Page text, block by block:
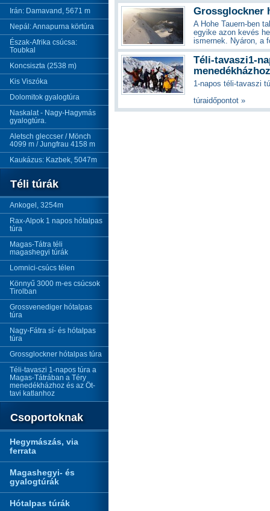
Irán: Damavand, 5671 m
Nepál: Annapurna körtúra
Észak-Afrika csúcsa:
Toubkal
Koncsiszta (2538 m)
Kis Viszóka
Dolomitok gyalogtúra
Naskalat - Nagy-Hagymás
gyalogtúra.
Aletsch gleccser / Mönch
4099 m / Jungfrau 4158 m
Kaukázus: Kazbek, 5047m
Téli túrák
Ankogel, 3254m
Rax-Alpok 1 napos hótalpas
túra
Magas-Tátra téli
magashegyi túrák
Lomnici-csúcs télen
Könnyű 3000 m-es csúcsok
Tirolban
Grossvenediger hótalpas
túra
Nagy-Fátra sí- és hótalpas
túra
Grossglockner hótalpas túra
Téli-tavaszi 1-napos túra a
Magas-Tátrában a Téry
menedékházhoz és az Öt-
tavi katlanhoz
Csoportoknak
Hegymászás, via
ferrata
Magashegyi- és
gyalogtúrák
Hótalpas túrák
Grossglockner
A Hohe Tauern-ben
egyike azon kevés
ismernek. Nyáron, a
Téli-tavaszi1-
1-napos téli-
túraidőpontot »